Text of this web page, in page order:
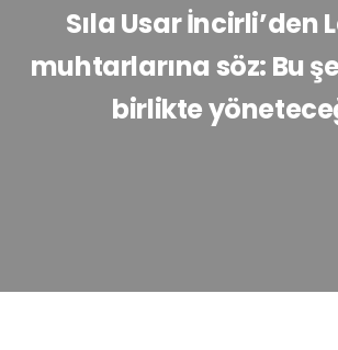
Sıla Usar İncirli’den
muhtarlarına söz: Bu
birlikte